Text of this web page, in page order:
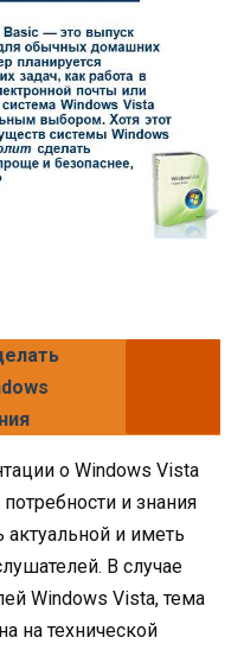
о Windows Vista
и знания
и иметь
В случае
Windows Vista, тема
на технической